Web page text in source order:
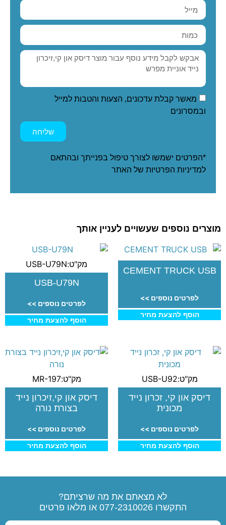
מאשר קבלת עדכונים, הצעות והטבות למייל
ובמסרונים
שליחה
*הפרטים ישמשו לצורך טיפול בפנייתך ובהתאם
למדיניות הפרטיות של האתר
מוצרים נוספים שעשויים לעניין אותך
CEMENT TRUCK USB
לפרטים נוספים >>
הוסף להצעת מחיר
מק"ט:USB-U79N
USB-U79N
לפרטים נוספים >>
הוסף להצעת מחיר
מק"ט:USB-U92
דיסק און קי, זכרון נייד
מכונית
לפרטים נוספים >>
הוסף להצעת מחיר
מק"ט:MR-197
דיסק און קי,זיכרון נייד
בצורת נורה
לפרטים נוספים >>
הוסף להצעת מחיר
לא מצאתם את מה שרציתם?
התקשרו 077-2310026 או מלאו פרטים